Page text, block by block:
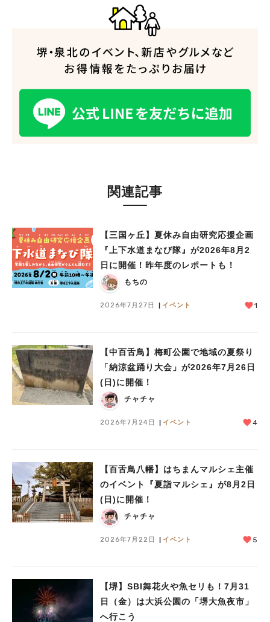
関連記事
【三国ヶ丘】夏休み自由研究応援企画
『上下水道まなび隊』が2026年8月2
日に開催！昨年度のレポートも！
もちの
2026年7月27日 イベント 1
【中百舌鳥】梅町公園で地域の夏祭り
「納涼盆踊り大会」が2026年7月26日
(日)に開催！
チャチャ
2026年7月24日 イベント 4
【百舌鳥八幡】はちまんマルシェ主催
のイベント『夏詣マルシェ』が8月2日
(日)に開催！
チャチャ
2026年7月22日 イベント 5
【堺】SBI舞花火や魚セリも！7月31
日（金）は大浜公園の「堺大魚夜市」
へ行こう
人気のキーワード
#泉ヶ丘駅#栂・美木多駅 #光明池駅#なかもず駅
#あなたはどっち？